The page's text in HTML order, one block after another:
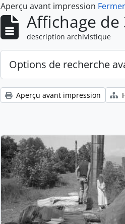
Aperçu avant impression Fermer
Affichage
description archivistique
Options de recherche
Aperçu avant impression